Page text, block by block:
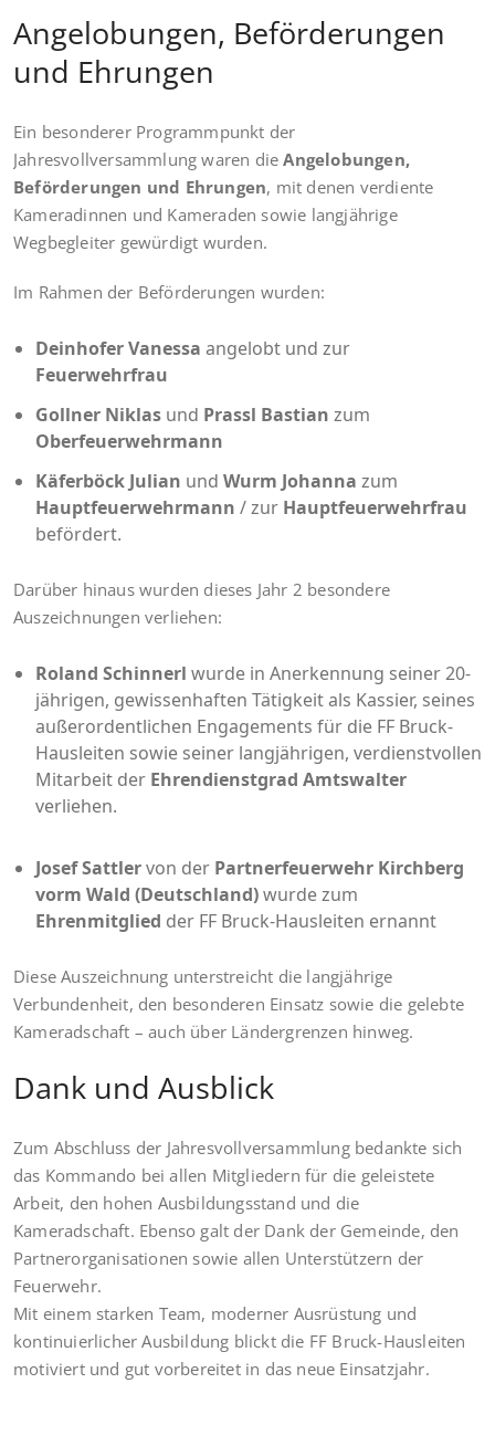
Angelobungen, Beförderungen
und Ehrungen
Ein besonderer Programmpunkt der
Jahresvollversammlung waren dieAngelobungen,
Beförderungen und Ehrungen, mit denen verdiente
Kameradinnen und Kameraden sowie langjährige
Wegbegleiter gewürdigt wurden.
Im Rahmen der Beförderungen wurden:
Deinhofer Vanessa angelobt und zur
Feuerwehrfrau
Gollner Niklas und Prassl Bastian zum
Oberfeuerwehrmann
Käferböck Julian und Wurm Johanna zum
Hauptfeuerwehrmann / zur Hauptfeuerwehrfrau
befördert.
Darüber hinaus wurden dieses Jahr 2 besondere
Auszeichnungen verliehen:
Roland Schinnerl wurde in Anerkennung seiner 20-
jährigen, gewissenhaften Tätigkeit als Kassier, seines
außerordentlichen Engagements für die FF Bruck-
Hausleiten sowie seiner langjährigen, verdienstvollen
Mitarbeit der Ehrendienstgrad Amtswalter
verliehen.
Josef Sattlervon der Partnerfeuerwehr Kirchberg
vorm Wald (Deutschland)wurde zum
Ehrenmitglied der FF Bruck-Hausleiten ernannt
Diese Auszeichnung unterstreicht die langjährige
Verbundenheit, den besonderen Einsatz sowie die gelebte
Kameradschaft – auch über Ländergrenzen hinweg.
Dank und Ausblick
Zum Abschluss der Jahresvollversammlung bedankte sich
das Kommando bei allen Mitgliedern für die geleistete
Arbeit, den hohen Ausbildungsstand und die
Kameradschaft. Ebenso galt der Dank der Gemeinde, den
Partnerorganisationen sowie allen Unterstützern der
Feuerwehr.
Mit einem starken Team, moderner Ausrüstung und
kontinuierlicher Ausbildung blickt die FF Bruck-Hausleiten
motiviert und gut vorbereitet in das neue Einsatzjahr.